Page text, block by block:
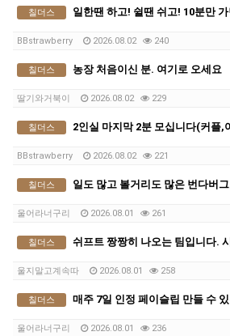
칠더스 일한땐 하고! 쉴땐 쉬고! 10분만 가면 개쩌는
BBstrawberry 2026.08.02 240
칠더스 농장 처음이신 분. 여기로 오세요
딸기와거북이 2026.08.02 229
칠더스 2인실 마지막 2분 모십니다(커플,
BBstrawberry 2026.08.02 221
칠더스 일도 많고 볼거리도 많은 번다버
울어라너구리 2026.08.01 261
칠더스 쉬프트 짱짱히 나오는 팀입니다.
울지말고계속따 2026.08.01 258
칠더스 매주 7일 인정 페이슬립 만들 수 있는 팜!/
울어라너구리 2026.08.01 236